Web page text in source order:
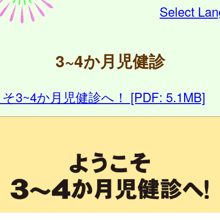
Select
3~4か月児健診
3~4か月児健診へ！ [PDF: 5.1MB]